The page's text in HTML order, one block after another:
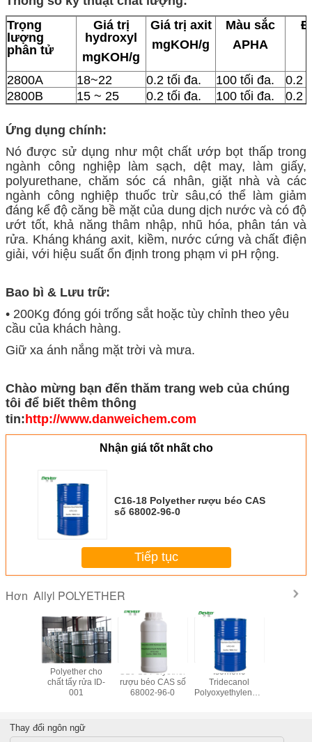
Trọng
lượng
phân tử
Giá trị
hydroxyl
mgKOH/g
Giá trị axit
mgKOH/g
Màu sắc
APHA
2800A 18~22 0.2 tối đa. 100 tối đa.
0.2
2800B
15 ~ 25 0.2 tối đa. 100 tối đa. 0.2
Ứng dụng chính:
Nó được sử dụng như một chất ướp bọt thấp trong
ngành công nghiệp làm sạch, dệt may, làm giấy,
polyurethane, chăm sóc cá nhân, giặt nhà và các
ngành công nghiệp thuốc trừ sâu,có thể làm giảm
đáng kể độ căng bề mặt của dung dịch nước và có độ
ướt tốt, khả năng thâm nhập, nhũ hóa, phân tán và
rửa. Kháng kháng axit, kiềm, nước cứng và chất điện
giải, với hiệu suất ổn định trong phạm vi pH rộng.
Bao bì & Lưu trữ:
• 200Kg đóng gói trống sắt hoặc tùy chỉnh theo yêu
cầu của khách hàng.
Giữ xa ánh nắng mặt trời và mưa.
Chào mừng bạn đến thăm trang web của chúng
tôi để biết thêm thông
tin:http://www.danweichem.com
Nhận giá tốt nhất cho
C16-18 Polyether rượu béo CAS
số 68002-96-0
Tiếp tục
Hơn Allyl POLYETHER
Polyether cho
chất tẩy rửa ID-
001
C16-18 Polyether
rượu béo CAS số
68002-96-0
Isomeric
Tridecanol
PolyoxyethyleneEther
Thay đổi ngôn ngữ